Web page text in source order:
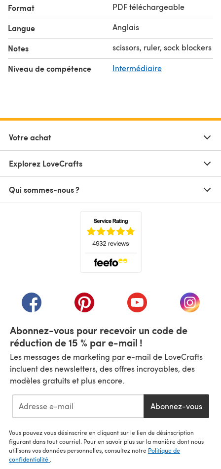
Format PDF téléchargeable
Langue Anglais
Notes scissors, ruler, sock blockers
Niveau de compétence Intermédiaire
Votre achat
Explorez LoveCrafts
Qui sommes-nous ?
(s'ouvre dans un nouvel onglet)
(s'ouvre dans un nouvel onglet)
(s'ouvre dans un(s'ouvre
Abonnez-vous pour recevoir un code de
réduction de 15 % par e-mail !
Les messages de marketing par e-mail de LoveCrafts
incluent des newsletters, des offres incroyables, des
modèles gratuits et plus encore.
Abonnez-vous
Vous pouvez vous désinscrire en cliquant sur le lien de désinscription
figurant dans tout courriel. Pour en savoir plus sur la manière dont nous
utilisons vos données personnelles, consultez notre Politique de
confidentialité